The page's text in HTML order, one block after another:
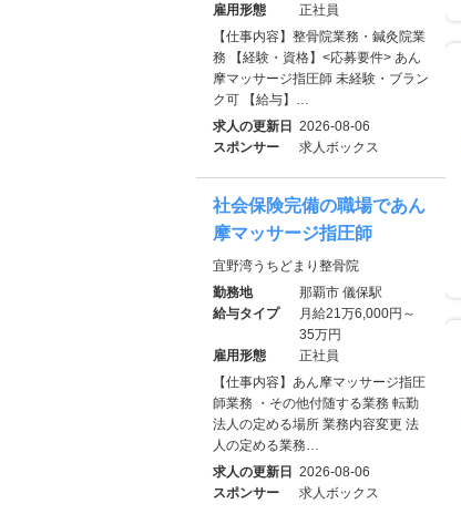
雇用形態
正社員
【仕事内容】整骨院業務・鍼灸院業
務 【経験・資格】<応募要件> あん
摩マッサージ指圧師 未経験・ブラン
ク可 【給与】…
求人の更新日 2026-08-06
スポンサー
求人ボックス
社会保険完備の職場であん
摩マッサージ指圧師
宜野湾うちどまり整骨院
勤務地
那覇市 儀保駅
給与タイプ
月給21万6,000円～
35万円
雇用形態
正社員
【仕事内容】あん摩マッサージ指圧
師業務 ・その他付随する業務 転勤
法人の定める場所 業務内容変更 法
人の定める業務…
求人の更新日 2026-08-06
スポンサー
求人ボックス